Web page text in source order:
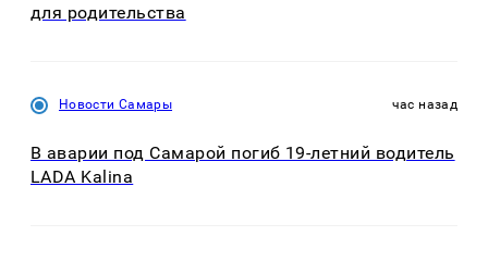
для родительства
Новости Самары час назад
В аварии под Самарой погиб 19-летний водитель
LADA Kalina